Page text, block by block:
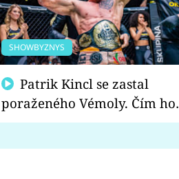
SHOWBYZNYS
poraženého Vémoly. Čím ho
fanoušci naštvali?